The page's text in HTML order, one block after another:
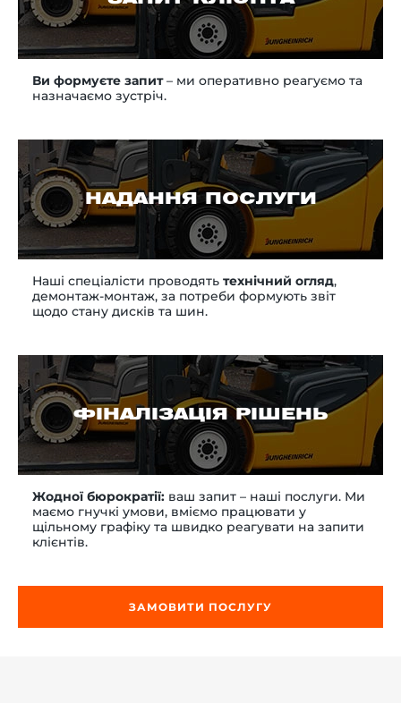
Ви формуєте запит– ми оперативно реагуємо та
назначаємо зустріч.
НАДАННЯ ПОСЛУГИ
Наші спеціалісти проводять технічний огляд,
демонтаж-монтаж, за потреби формують звіт
щодо стану дисків та шин.
ФІНАЛІЗАЦІЯ РІШЕНЬ
Жодної бюрократії: ваш запит – наші послуги. Ми
маємо гнучкі умови, вміємо працювати у
щільному графіку та швидко реагувати на запити
клієнтів.
ЗАМОВИТИ ПОСЛУГУ